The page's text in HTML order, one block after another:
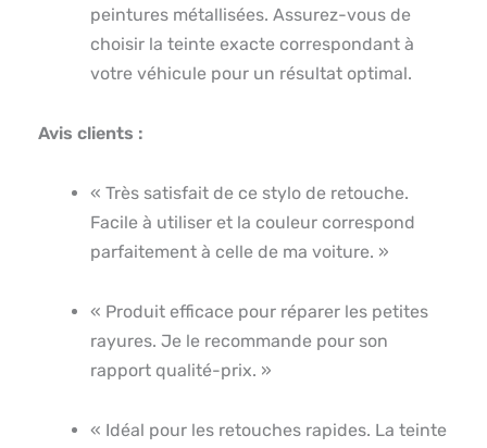
peintures métallisées. Assurez-vous de
choisir la teinte exacte correspondant à
votre véhicule pour un résultat optimal.
Avis clients :
« Très satisfait de ce stylo de retouche.
Facile à utiliser et la couleur correspond
parfaitement à celle de ma voiture. »
« Produit efficace pour réparer les petites
rayures. Je le recommande pour son
rapport qualité-prix. »
« Idéal pour les retouches rapides. La teinte